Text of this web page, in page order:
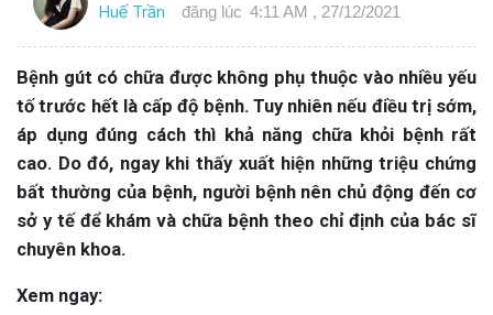
Huế Trần đăng lúc 4:11 AM , 27/12/2021
Bệnh gút có chữa được không phụ thuộc vào nhiều yếu
tố trước hết là cấp độ bệnh. Tuy nhiên nếu điều trị sớm,
áp dụng đúng cách thì khả năng chữa khỏi bệnh rất
cao. Do đó, ngay khi thấy xuất hiện những triệu chứng
bất thường của bệnh, người bệnh nên chủ động đến cơ
sở y tế để khám và chữa bệnh theo chỉ định của bác sĩ
chuyên khoa.
Xem ngay: